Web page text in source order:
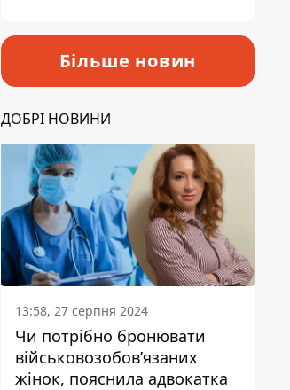
Більше новин
ДОБРІ НОВИНИ
13:58, 27 серпня 2024
Чи потрібно бронювати
військовозобов’язаних
жінок, пояснила адвокатка